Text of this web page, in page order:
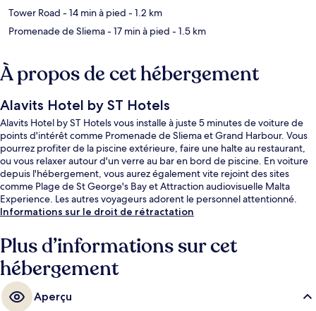
Tower Road - 14 min à pied - 1.2 km
Promenade de Sliema- 17 min à pied - 1.5 km
À propos de cet hébergement
Alavits Hotel by ST Hotels
Alavits Hotel by ST Hotels vous installe à juste 5 minutes de voiture de
points d'intérêt comme Promenade de Sliema et Grand Harbour. Vous
pourrez profiter de la piscine extérieure, faire une halte au restaurant,
ou vous relaxer autour d'un verre au bar en bord de piscine. En voiture
depuis l'hébergement, vous aurez également vite rejoint des sites
comme Plage de St George's Bay et Attraction audiovisuelle Malta
Experience. Les autres voyageurs adorent le personnel attentionné.
Informations sur le droit de rétractation
Plus d’informations sur cet
hébergement
Aperçu